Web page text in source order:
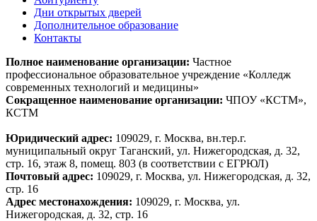
Дни открытых дверей
Дополнительное образование
Контакты
Полное наименование организации: Частное
профессиональное образовательное учреждение «Колледж
современных технологий и медицины»
Сокращенное наименование организации: ЧПОУ «КСТМ»,
КСТМ
Юридический адрес: 109029, г. Москва, вн.тер.г.
муниципальный округ Таганский, ул. Нижегородская, д. 32,
стр. 16, этаж 8, помещ. 803 (в соответствии с ЕГРЮЛ)
Почтовый адрес: 109029, г. Москва, ул. Нижегородская, д. 32,
стр. 16
Адрес местонахождения: 109029, г. Москва, ул.
Нижегородская, д. 32, стр. 16